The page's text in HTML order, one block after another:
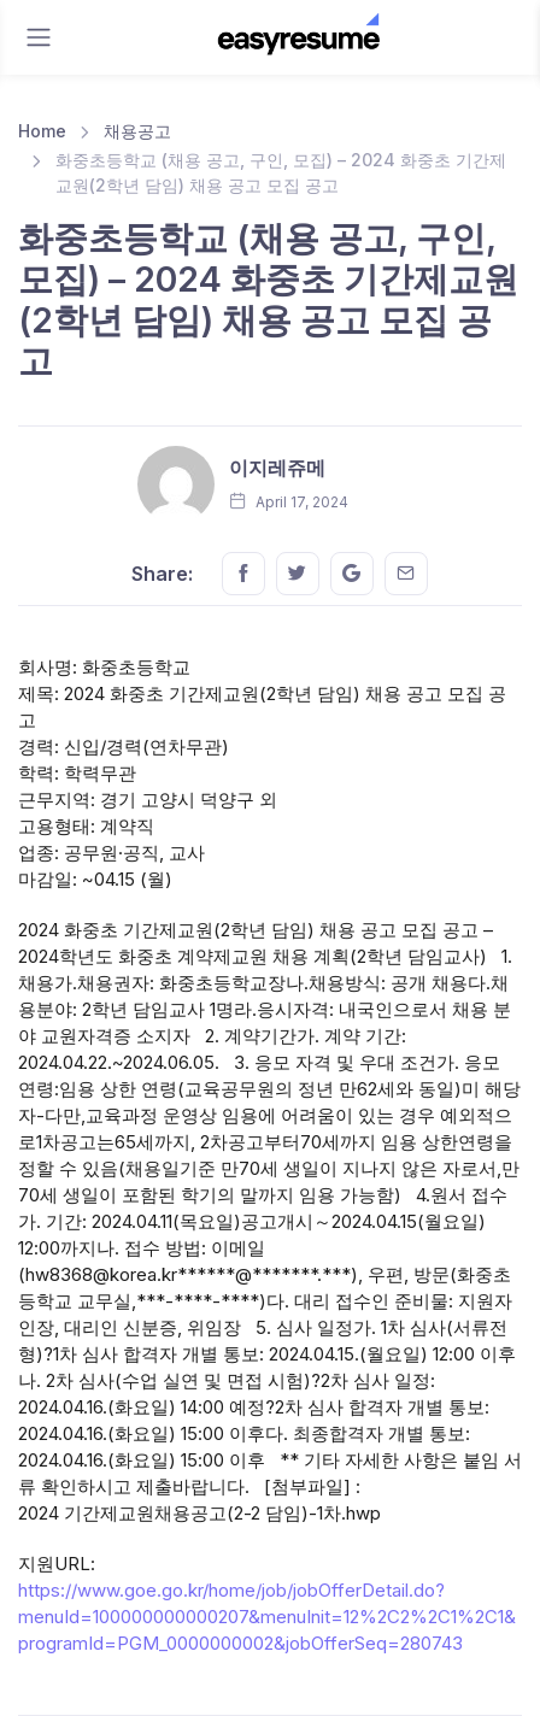
Home
채용공고
화중초등학교 (채용 공고, 구인, 모집) – 2024 화중초 기간제
교원(2학년 담임) 채용 공고 모집 공고
화중초등학교 (채용 공고, 구인,
모집) – 2024 화중초 기간제교원
(2학년 담임) 채용 공고 모집 공
고
이지레쥬메
April 17, 2024
Share: Share this on FaceBook
Share this on Twitter
Share this on GMail
Share this on
회사명: 화중초등학교
제목: 2024 화중초 기간제교원(2학년 담임) 채용 공고 모집 공
고
경력: 신입/경력(연차무관)
학력: 학력무관
근무지역: 경기 고양시 덕양구 외
고용형태: 계약직
업종: 공무원·공직, 교사
마감일: ~04.15 (월)
2024 화중초 기간제교원(2학년 담임) 채용 공고 모집 공고 –
2024학년도 화중초 계약제교원 채용 계획(2학년 담임교사) 1.
채용가.채용권자: 화중초등학교장나.채용방식: 공개 채용다.채
용분야: 2학년 담임교사 1명라.응시자격: 내국인으로서 채용 분
야 교원자격증 소지자 2. 계약기간가. 계약 기간:
2024.04.22.~2024.06.05. 3. 응모 자격 및 우대 조건가. 응모
연령:임용 상한 연령(교육공무원의 정년 만62세와 동일)미 해당
자-다만,교육과정 운영상 임용에 어려움이 있는 경우 예외적으
로1차공고는65세까지, 2차공고부터70세까지 임용 상한연령을
정할 수 있음(채용일기준 만70세 생일이 지나지 않은 자로서,만
70세 생일이 포함된 학기의 말까지 임용 가능함) 4.원서 접수
가. 기간: 2024.04.11(목요일)공고개시～2024.04.15(월요일)
12:00까지나. 접수 방법: 이메일
(hw8368@korea.kr******@*******.***), 우편, 방문(화중초
등학교 교무실,***-****-****)다. 대리 접수인 준비물: 지원자
인장, 대리인 신분증, 위임장 5. 심사 일정가. 1차 심사(서류전
형)?1차 심사 합격자 개별 통보: 2024.04.15.(월요일) 12:00 이후
나. 2차 심사(수업 실연 및 면접 시험)?2차 심사 일정:
2024.04.16.(화요일) 14:00 예정?2차 심사 합격자 개별 통보:
2024.04.16.(화요일) 15:00 이후다. 최종합격자 개별 통보:
2024.04.16.(화요일) 15:00 이후 ** 기타 자세한 사항은 붙임 서
류 확인하시고 제출바랍니다. [첨부파일] :
2024 기간제교원채용공고(2-2 담임)-1차.hwp
지원URL:
https://www.goe.go.kr/home/job/jobOfferDetail.do?
menuId=100000000000207&menuInit=12%2C2%2C1%2C1&
programId=PGM_0000000002&jobOfferSeq=280743